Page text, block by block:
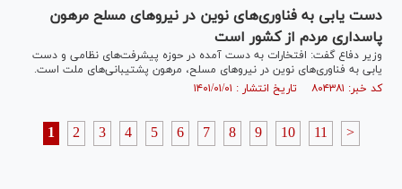
دست یابی به فناوری‌های نوین در نیرو‌های مسلح مرهون
پاسداری مردم از کشور است
وزیر دفاع گفت: افتخارات به دست آمده در حوزه پیشرفت‌های نظامی و دست
یابی به فناوری‌های نوین در نیرو‌های مسلح، مرهون پشتیبانی‌های ملت است.
کد خبر: ۸۰۴۳۸۱ تاریخ انتشار : ۱۴۰۱/۰۱/۰۱
1 2 3 4 5 6 7 8 9 10 11 >